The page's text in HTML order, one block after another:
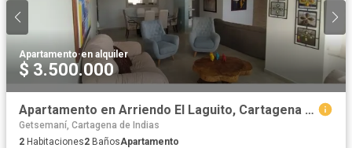
Apartamento·en alquiler
$ 3.500.000
Apartamento en Arriendo El Laguito, Cartagena de Indias
Getsemaní, Cartagena de Indias
2 Habitaciones2 BañosApartamento